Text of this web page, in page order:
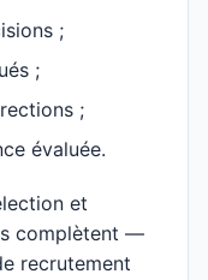
;
;
;
évaluée.
et
complètent —
recrutement